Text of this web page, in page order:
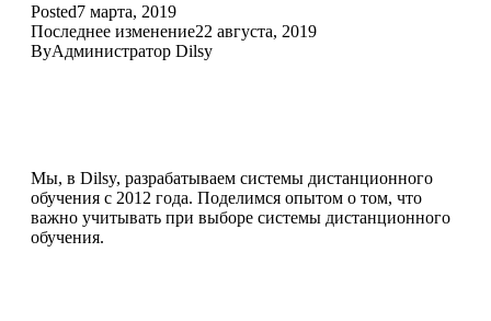
Posted7 марта, 2019
Последнее изменение22 августа, 2019
ByАдминистратор Dilsy
Мы, в Dilsy, разрабатываем системы дистанционного
обучения с 2012 года. Поделимся опытом о том, что
важно учитывать при выборе системы дистанционного
обучения.